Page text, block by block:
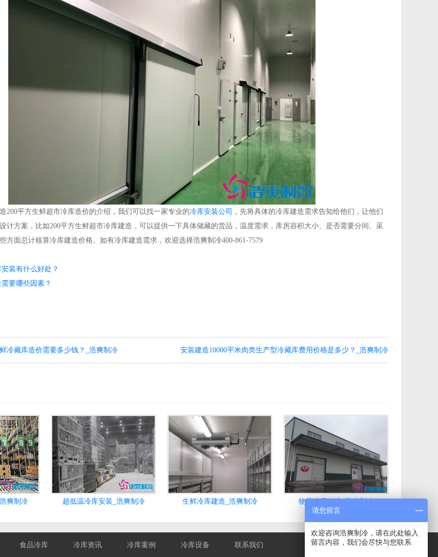
平方生鲜超市冷库造价的介绍，我们可以找一家专业的冷库安装公司
，先将具体的冷库建造需求告知给他们，让他们
计方案，比如200平方生鲜超市冷库建造，可以提供一下具体储藏的货品，温度需求，库房容积大小、是否需要分间、采
方面总计核算冷库建造价格。如有冷库建造需求，欢迎选择浩爽制冷400-861-7579
装有什么好处？
要哪些因素？
冷藏库造价需要多少钱？_浩爽制冷 安装建造10000平米肉类生产型冷藏库费用价格是多少？_浩爽制冷
爽制冷 超低温冷库安装_浩爽制冷 生鲜冷库建造_浩爽制冷 物流冷库建造_浩爽制冷
食品冷库 冷库资讯 冷库案例 冷库设备 联系我们
请您留言
欢迎咨询浩爽制冷，请在此处输入
留言内容，我们会尽快与您联系